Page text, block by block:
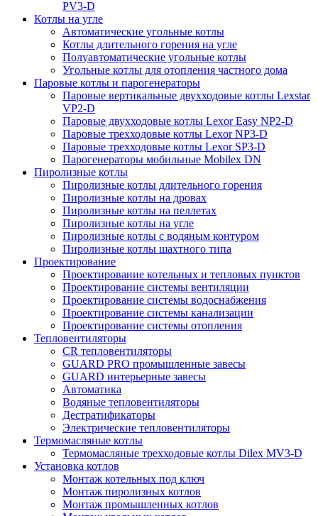
PV3-D
Котлы на угле
Автоматические угольные котлы
Котлы длительного горения на угле
Полуавтоматические угольные котлы
Угольные котлы для отопления частного дома
Паровые котлы и парогенераторы
Паровые вертикальные двухходовые котлы Lexstar
VP2-D
Паровые двухходовые котлы Lexor Easy NP2-D
Паровые трехходовые котлы Lexor NP3-D
Паровые трехходовые котлы Lexor SP3-D
Парогенераторы мобильные Mobilex DN
Пиролизные котлы
Пиролизные котлы длительного горения
Пиролизные котлы на дровах
Пиролизные котлы на пеллетах
Пиролизные котлы на угле
Пиролизные котлы с водяным контуром
Пиролизные котлы шахтного типа
Проектирование
Проектирование котельных и тепловых пунктов
Проектирование системы вентиляции
Проектирование системы водоснабжения
Проектирование системы канализации
Проектирование системы отопления
Тепловентиляторы
CR тепловентиляторы
GUARD PRO промышленные завесы
GUARD интерьерные завесы
Автоматика
Водяные тепловентиляторы
Дестратификаторы
Электрические тепловентиляторы
Термомасляные котлы
Термомасляные трехходовые котлы Dilex MV3-D
Установка котлов
Монтаж котельных под ключ
Монтаж пиролизных котлов
Монтаж промышленных котлов